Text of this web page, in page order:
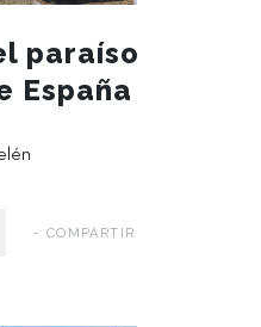
paraíso
España
COMPARTIR